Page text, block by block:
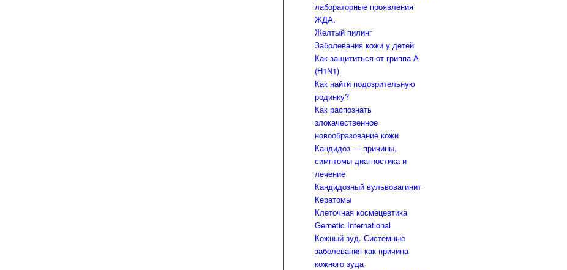
лабораторные проявления
ЖДА.
Желтый пилинг
Заболевания кожи у детей
Как защититься от гриппа А
(H1N1)
Как найти подозрительную
родинку?
Как распознать
злокачественное
новообразование кожи
Кандидоз — причины,
симптомы диагностика и
лечение
Кандидозный вульвовагинит
Кератомы
Клеточная космецевтика
Gernetic International
Кожный зуд. Системные
заболевания как причина
кожного зуда